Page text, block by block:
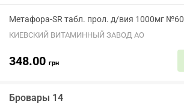
Метафора-SR табл. прол. д/вия 1000мг №60
КИЕВСКИЙ ВИТАМИННЫЙ ЗАВОД АО
348.00 грн
Бровары 14